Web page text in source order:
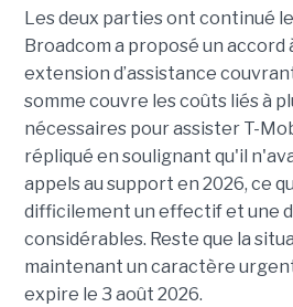
Les deux parties ont continué
Broadcom a proposé un accord
extension d’assistance
somme couvre les coûts liés à
nécessaires pour assister T-
répliqué en soulignant qu'il
appels au support en 2026, ce
difficilement un effectif et une
considérables. Reste que la
maintenant un caractère
expire le 3 août 2026.